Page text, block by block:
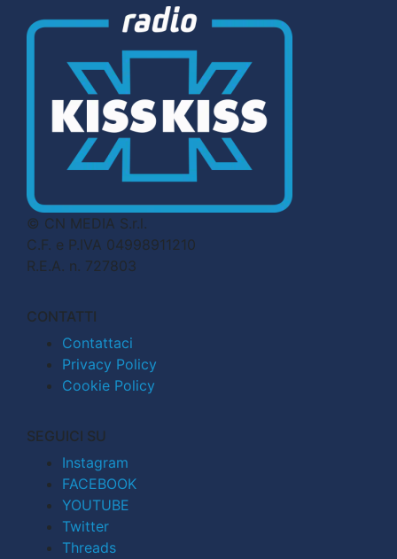
© CN MEDIA S.r.l.
C.F. e P.IVA 04998911210
R.E.A. n. 727803
CONTATTI
Contattaci
Privacy Policy
Cookie Policy
SEGUICI SU
Instagram
FACEBOOK
YOUTUBE
Twitter
Threads